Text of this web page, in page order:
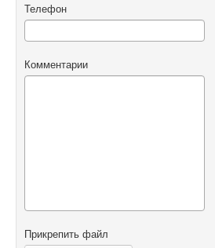
Телефон
Комментарии
Прикрепить файл